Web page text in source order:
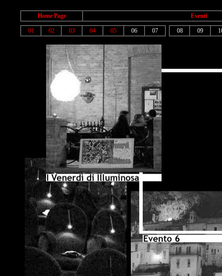
Home Page Eventi
01 02 03 04 05 06 07 08 09